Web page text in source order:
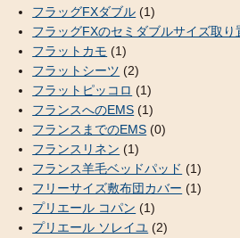
フラッグFXダブル (1)
フラッグFXのセミダブルサイズ取り
フラットカモ (1)
フラットシーツ (2)
フラットピッコロ (1)
フランスへのEMS (1)
フランスまでのEMS (0)
フランスリネン (1)
フランス羊毛ベッドパッド (1)
フリーサイズ敷布団カバー (1)
プリエール コパン (1)
プリエール ソレイユ (2)